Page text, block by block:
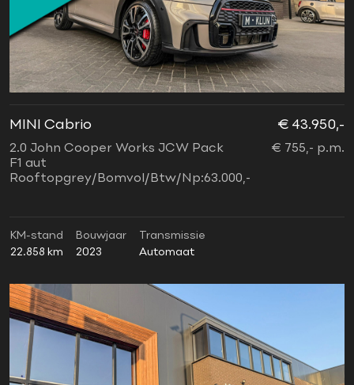
MINI Cabrio
2.0 John Cooper Works JCW Pack
F1 aut
Rooftopgrey/Bomvol/Btw/Np:63.000,-
€ 43.950,-
€ 755,- p.m.
KM-stand
22.858 km
Bouwjaar
2023
Transmissie
Automaat